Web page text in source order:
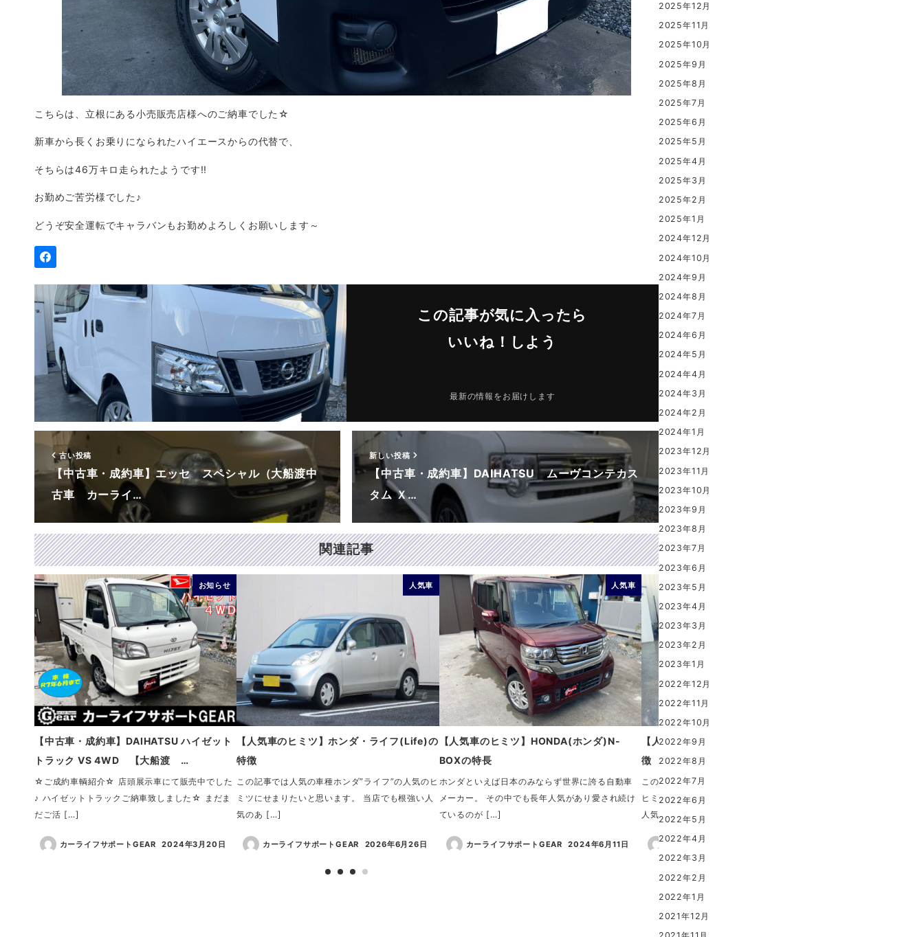
こちらは、立根にある小売販売店様へのご納車でした☆
新車から長くお乗りになられたハイエースからの代替で、
そちらは46万キロ走られたようです!!
お勤めご苦労様でした♪
どうぞ安全運転でキャラバンもお勤めよろしくお願いします～
この記事が気に入ったら
いいね！しよう
最新の情報をお届けします
古い投稿
【中古車・成約車】エッセ スペシャル（大船渡中
古車 カーライ…
新しい投稿
【中古車・成約車】DAIHATSU ムーヴコンテカス
タム Ｘ…
関連記事
お知らせ
【中古車・成約車】DAIHATSU ハイゼット
トラック VS 4WD 【大船渡 …
☆ご成約車輌紹介☆ 店頭展示車にて販売中でした
♪ ハイゼットトラックご納車致しました☆ まだま
だご活 […]
カーライフサポートGEAR 2024年3月20日
人気車
【人気車のヒミツ】ホンダ・ライフ(Life)の
特徴
この記事では人気の車種ホンダ”ライフ”の人気のヒ
ミツにせまりたいと思います。 当店でも根強い人
気のあ […]
カーライフサポートGEAR 2026年6月26日
人気車
【人気車のヒミツ】HONDA(ホンダ)N-
BOXの特長
ホンダといえば日本のみならず世界に誇る自動車
メーカー。 その中でも長年人気があり愛され続け
ているのが […]
カーライフサポートGEAR 2024年6月11日
【人気車のヒミツ】ダイハツ・ムーヴの特
徴
この記事では人気の車種ダイハツ”ムーヴ”の人気の
ヒミツにせまりたいと思います。 当店でも根強い
人気の […]
カーライフサポートGEAR
2025年12月
2025年11月
2025年10月
2025年9月
2025年8月
2025年7月
2025年6月
2025年5月
2025年4月
2025年3月
2025年2月
2025年1月
2024年12月
2024年10月
2024年9月
2024年8月
2024年7月
2024年6月
2024年5月
2024年4月
2024年3月
2024年2月
2024年1月
2023年12月
2023年11月
2023年10月
2023年9月
2023年8月
2023年7月
2023年6月
2023年5月
2023年4月
2023年3月
2023年2月
2023年1月
2022年12月
2022年11月
2022年10月
2022年9月
2022年8月
2022年7月
2022年6月
2022年5月
2022年4月
2022年3月
2022年2月
2022年1月
2021年12月